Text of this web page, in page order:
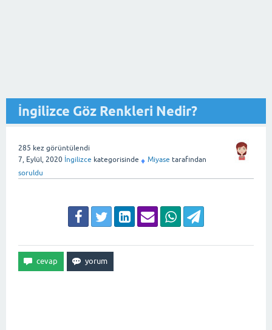
İngilizce Göz Renkleri Nedir?
285 kez görüntülendi
7, Eylül, 2020 İngilizce kategorisinde ♦ Miyase tarafından
soruldu